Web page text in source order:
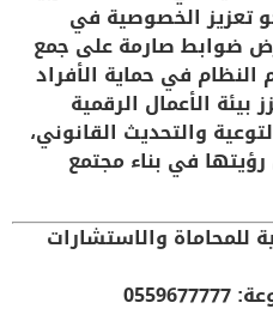
تعزيز الخصوصية في
ضوابط صارمة على جمع
في حماية الأفراد
بيئة الأعمال الرقمية
والتحديث القانوني،
في بناء مجتمع
للمحاماة والاستشارات